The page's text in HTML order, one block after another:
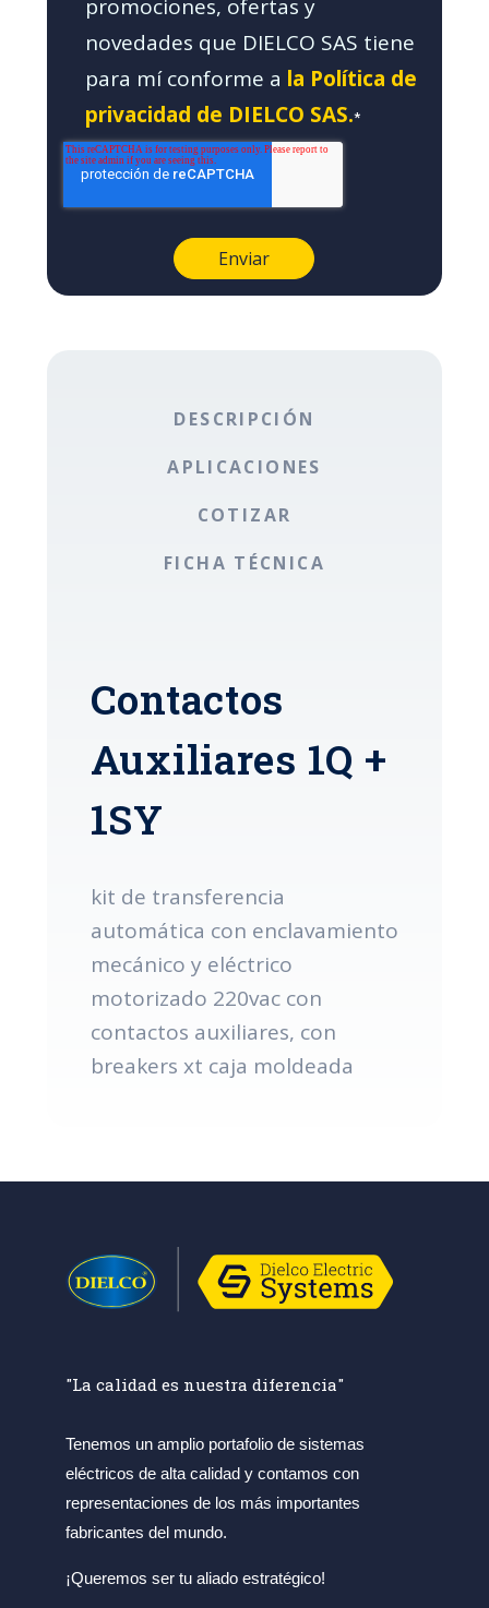
promociones, ofertas y
novedades que DIELCO SAS tiene
para mí conforme a la Política de
privacidad de DIELCO SAS.*
DESCRIPCIÓN
APLICACIONES
COTIZAR
FICHA TÉCNICA
Contactos
Auxiliares 1Q +
1SY
kit de transferencia
automática con enclavamiento
mecánico y eléctrico
motorizado 220vac con
contactos auxiliares, con
breakers xt caja moldeada
"La calidad es nuestra diferencia"
Tenemos un amplio portafolio de sistemas
eléctricos de alta calidad y contamos con
representaciones de los más importantes
fabricantes del mundo.
¡Queremos ser tu aliado estratégico!